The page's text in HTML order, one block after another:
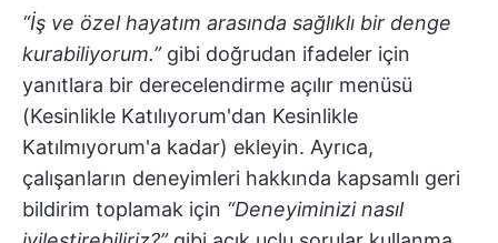
“İş ve özel hayatım arasında sağlıklı bir denge
kurabiliyorum.”gibi doğrudan ifadeler için
yanıtlara bir derecelendirme açılır menüsü
(Kesinlikle Katılıyorum'dan Kesinlikle
Katılmıyorum'a kadar) ekleyin. Ayrıca,
çalışanların deneyimleri hakkında kapsamlı geri
bildirim toplamak için “Deneyiminizi nasıl